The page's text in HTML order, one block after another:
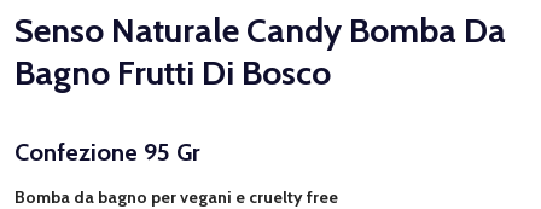
Senso Naturale Candy Bomba Da
Bagno Frutti Di Bosco
Confezione 95 Gr
Bomba da bagno per vegani e cruelty free